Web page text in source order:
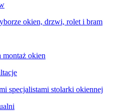
okien, drzwi, rolet i bram
montaż okien
specjalistami stolarki okiennej